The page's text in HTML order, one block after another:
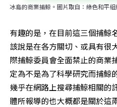
冰島的商業捕鯨。圖片取自：綠色和平組
有趣的是，在目前這三個捕鯨
該說是在各方關切、或具有很
際捕鯨委員會全面禁止的商業
定為不是為了科學研究而捕鯨
幾乎在網路上搜尋捕鯨相關的
體所報導的也大概都是關於這